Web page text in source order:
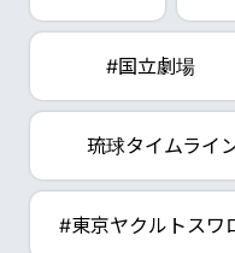
#国立劇場
琉球タイムライ
#東京ヤクルトスワ